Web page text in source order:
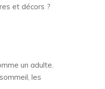
et décors ?
un adulte.
les